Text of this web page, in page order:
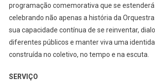
programação comemorativa que se estenderá
celebrando não apenas a história da Orquestra
sua capacidade contínua de se reinventar,
diferentes públicos e manter viva uma
construída no coletivo, no tempo e na escuta.
SERVIÇO